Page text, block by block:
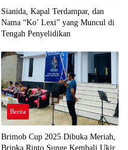
Sianida, Kapal Terdampar, dan
Nama “Ko’ Lexi” yang Muncul di
Tengah Penyelidikan
Berita
Brimob Cup 2025 Dibuka Meriah,
Bripka Rinto Sunge Kembali Ukir